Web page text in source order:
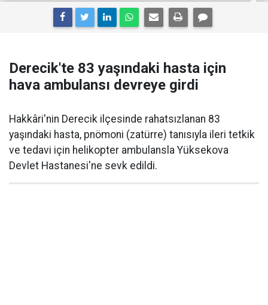
Derecik'te 83 yaşındaki hasta için
hava ambulansı devreye girdi
Hakkâri'nin Derecik ilçesinde rahatsızlanan 83
yaşındaki hasta, pnömoni (zatürre) tanısıyla ileri tetkik
ve tedavi için helikopter ambulansla Yüksekova
Devlet Hastanesi'ne sevk edildi.